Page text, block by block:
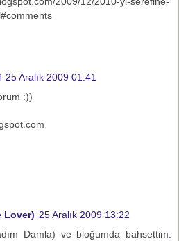
25 Aralık 2009 01:41
:))
Lover) 25 Aralık 2009 13:22
Damla) ve bloğumda bahsettim: